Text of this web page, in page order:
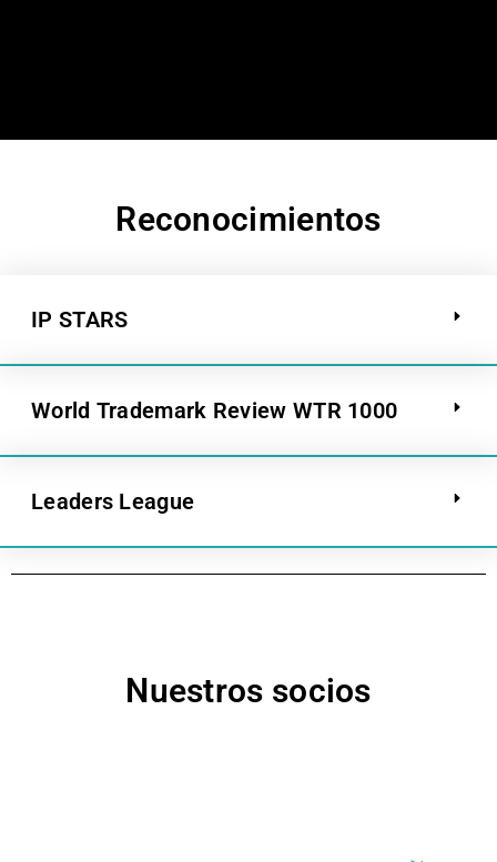
Reconocimientos
IP STARS
World Trademark Review WTR 1000
Leaders League
Nuestros socios